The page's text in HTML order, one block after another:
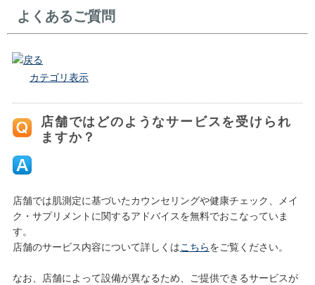
よくあるご質問
戻る
カテゴリ表示
店舗ではどのようなサービスを受けられ
ますか？
店舗では肌測定に基づいたカウンセリングや健康チェック、メイ
ク・サプリメントに関するアドバイスを無料でおこなっていま
す。
店舗のサービス内容について詳しくはこちらをご覧ください。
なお、店舗によって設備が異なるため、ご提供できるサービスが